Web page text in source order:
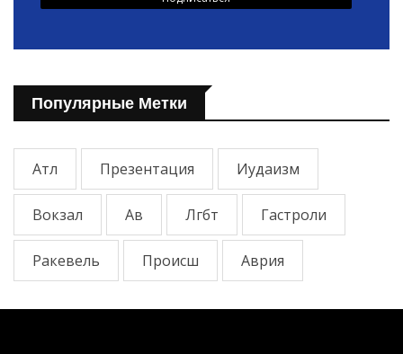
Популярные Метки
Атл Презентация Иудаизм
Вокзал Ав Лгбт Гастроли
Ракевель Происш Аврия